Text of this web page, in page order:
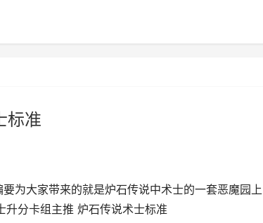
标准
为大家带来的就是炉石传说中术士的一套恶魔园上
升分卡组主推 炉石传说术士标准